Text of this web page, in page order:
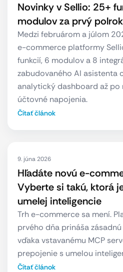
Novinky v Sellio: 25+
modulov za prvý
Medzi februárom a júlom
e-commerce platformy
funkcií, 6 modulov a 8
zabudovaného AI asistenta
analytický dashboard až po
účtovné napojenia.
Čítať článok
9. júna 2026
Hľadáte novú e-
Vyberte si takú, ktorá
umelej inteligencie
Trh e-commerce sa mení.
prvého dňa prináša
vďaka vstavanému MCP
prepojenie s umelou
Čítať článok